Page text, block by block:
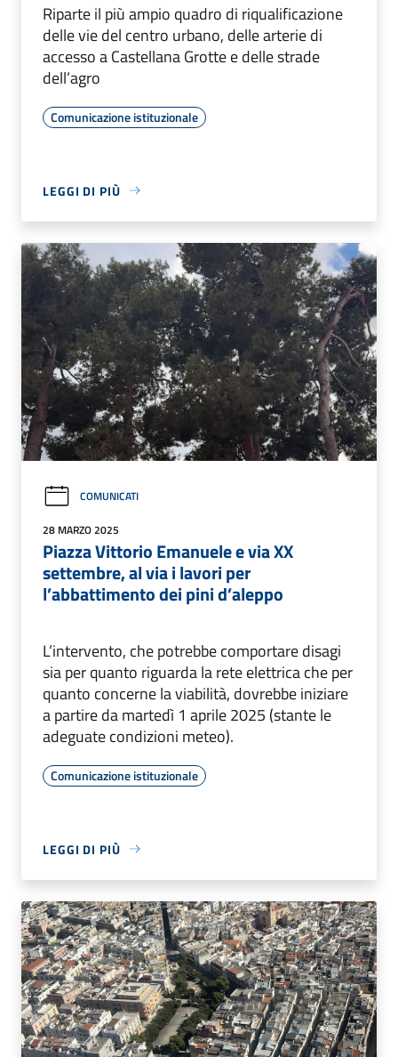
Riparte il più ampio quadro di riqualificazione
delle vie del centro urbano, delle arterie di
accesso a Castellana Grotte e delle strade
dell’agro
Comunicazione istituzionale
LEGGI DI PIÙ
COMUNICATI
28 MARZO 2025
Piazza Vittorio Emanuele e via XX
settembre, al via i lavori per
l’abbattimento dei pini d’aleppo
L’intervento, che potrebbe comportare disagi
sia per quanto riguarda la rete elettrica che per
quanto concerne la viabilità, dovrebbe iniziare
a partire da martedì 1 aprile 2025 (stante le
adeguate condizioni meteo).
Comunicazione istituzionale
LEGGI DI PIÙ